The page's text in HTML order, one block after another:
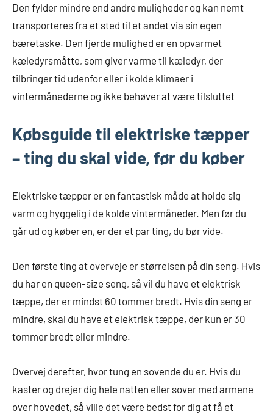
Den fylder mindre end andre muligheder og kan nemt
transporteres fra et sted til et andet via sin egen
bæretaske. Den fjerde mulighed er en opvarmet
kæledyrsmåtte, som giver varme til kæledyr, der
tilbringer tid udenfor eller i kolde klimaer i
vintermånederne og ikke behøver at være tilsluttet
Købsguide til elektriske tæpper
– ting du skal vide, før du køber
Elektriske tæpper er en fantastisk måde at holde sig
varm og hyggelig i de kolde vintermåneder. Men før du
går ud og køber en, er der et par ting, du bør vide.
Den første ting at overveje er størrelsen på din seng. Hvis
du har en queen-size seng, så vil du have et elektrisk
tæppe, der er mindst 60 tommer bredt. Hvis din seng er
mindre, skal du have et elektrisk tæppe, der kun er 30
tommer bredt eller mindre.
Overvej derefter, hvor tung en sovende du er. Hvis du
kaster og drejer dig hele natten eller sover med armene
over hovedet, så ville det være bedst for dig at få et